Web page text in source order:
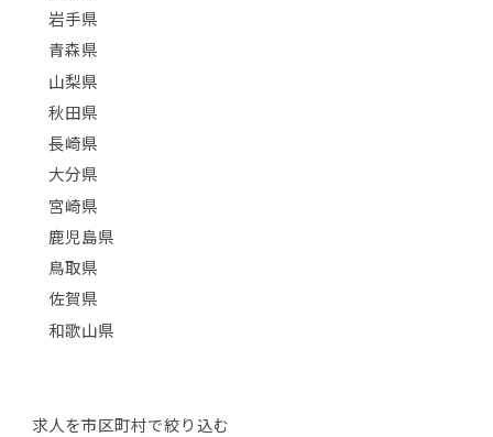
岩手県
青森県
山梨県
秋田県
長崎県
大分県
宮崎県
鹿児島県
鳥取県
佐賀県
和歌山県
求人を市区町村で絞り込む